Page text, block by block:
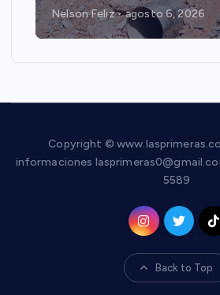
Nelson Feliz agosto 6, 2026
Copyright ©
informaciones
5589
Back to Top